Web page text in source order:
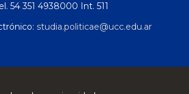
54 351 4938000 Int. 511
studia.politicae@ucc.edu.ar